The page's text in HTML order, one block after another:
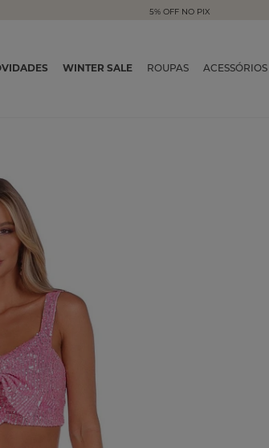
5% OFF NO PIX
WINTER SALE ROUPAS ACESSÓRIOS